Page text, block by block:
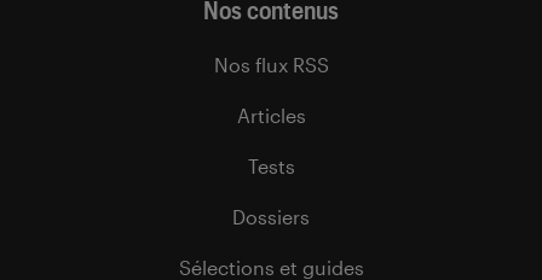
Nos contenus
Nos flux RSS
Articles
Tests
Dossiers
Sélections et guides